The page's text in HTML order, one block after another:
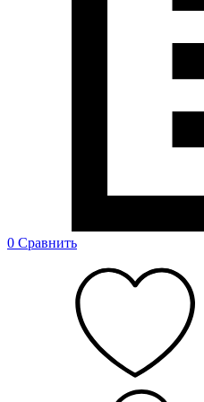
0 Сравнить